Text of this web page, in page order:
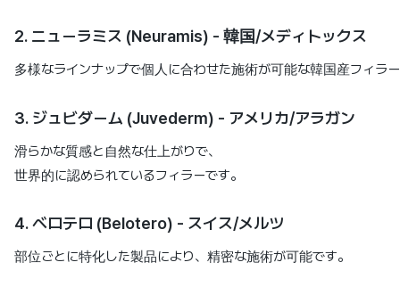
2. ニューラミス (Neuramis) - 韓国/メディトックス
多様なラインナップで個人に合わせた施術が可能な韓国産フィラ
3. ジュビダーム (Juvederm) - アメリカ/アラガン
滑らかな質感と自然な仕上がりで、
世界的に認められているフィラーです。
4. ベロテロ (Belotero) - スイス/メルツ
部位ごとに特化した製品により、精密な施術が可能です。